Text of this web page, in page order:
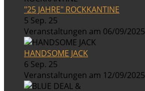
"25 JAHRE" ROCKKANTINE
5 Sep. 25
Veranstaltungen am 06/09/2025
HANDSOME JACK
6 Sep. 25
Veranstaltungen am 12/09/2025